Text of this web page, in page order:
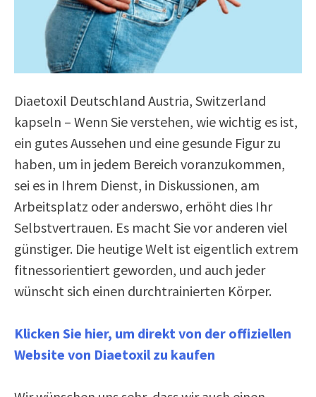
Diaetoxil Deutschland Austria, Switzerland
kapseln – Wenn Sie verstehen, wie wichtig es ist,
ein gutes Aussehen und eine gesunde Figur zu
haben, um in jedem Bereich voranzukommen,
sei es in Ihrem Dienst, in Diskussionen, am
Arbeitsplatz oder anderswo, erhöht dies Ihr
Selbstvertrauen. Es macht Sie vor anderen viel
günstiger. Die heutige Welt ist eigentlich extrem
fitnessorientiert geworden, und auch jeder
wünscht sich einen durchtrainierten Körper.
Klicken Sie hier, um direkt von der offiziellen
Website von Diaetoxil zu kaufen